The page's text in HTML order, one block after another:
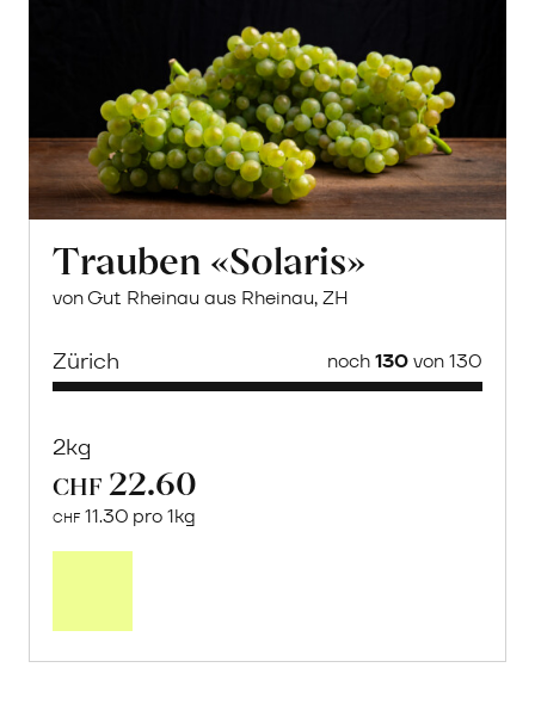
Trauben «Solaris»
von Gut Rheinau aus Rheinau, ZH
Zürich noch130von 130
2kg
CHF 22.60
CHF 11.30 pro 1kg
erfahren